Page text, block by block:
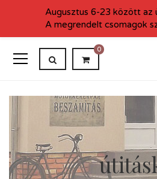
0
Augusztus 6-23 között az
A megrendelt csomagok